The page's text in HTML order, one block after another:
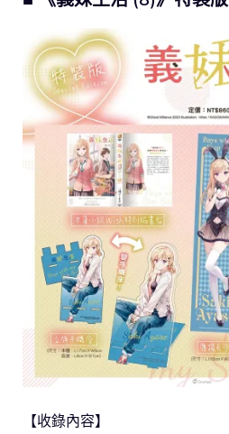
【收錄內容】